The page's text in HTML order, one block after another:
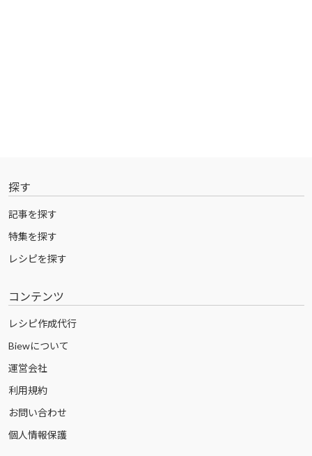
探す
記事を探す
特集を探す
レシピを探す
コンテンツ
レシピ作成代行
Biewについて
運営会社
利用規約
お問い合わせ
個人情報保護